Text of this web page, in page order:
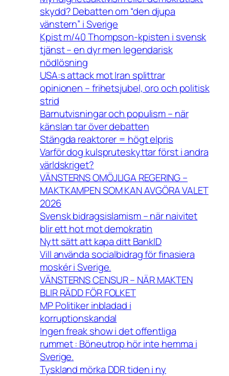
skydd? Debatten om “den djupa
vänstern” i Sverige
Kpist m/40 Thompson-kpisten i svensk
tjänst – en dyr men legendarisk
nödlösning
USA:s attack mot Iran splittrar
opinionen – frihetsjubel, oro och politisk
strid
Barnutvisningar och populism – när
känslan tar över debatten
Stängda reaktorer = högt elpris
Varför dog kulspruteskyttar först i andra
världskriget?
VÄNSTERNS OMÖJLIGA REGERING –
MAKTKAMPEN SOM KAN AVGÖRA VALET
2026
Svensk bidragsislamism – när naivitet
blir ett hot mot demokratin
Nytt sätt att kapa ditt BankID
Vill använda socialbidrag för finasiera
moskér i Sverige.
VÄNSTERNS CENSUR – NÄR MAKTEN
BLIR RÄDD FÖR FOLKET
MP Politiker inbladad i
korruptionskandal
Ingen freak show i det offentliga
rummet : Böneutrop hör inte hemma i
Sverige.
Tyskland mörka DDR tiden i ny